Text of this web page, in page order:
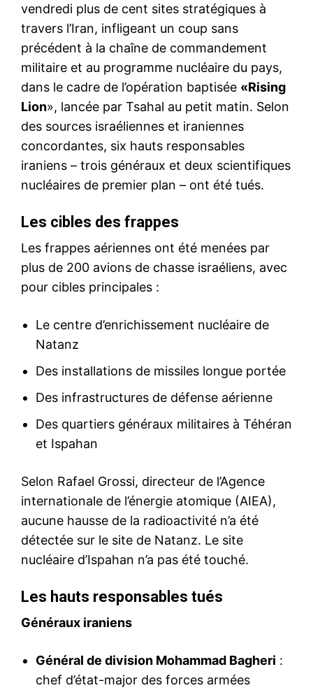
vendredi plus de cent sites stratégiques à
travers l’Iran, infligeant un coup sans
précédent à la chaîne de commandement
militaire et au programme nucléaire du pays,
dans le cadre de l’opération baptisée «Rising
Lion», lancée par Tsahal au petit matin. Selon
des sources israéliennes et iraniennes
concordantes, six hauts responsables
iraniens – trois généraux et deux scientifiques
nucléaires de premier plan – ont été tués.
Les cibles des frappes
Les frappes aériennes ont été menées par
plus de 200 avions de chasse israéliens, avec
pour cibles principales :
Le centre d’enrichissement nucléaire de
Natanz
Des installations de missiles longue portée
Des infrastructures de défense aérienne
Des quartiers généraux militaires à Téhéran
et Ispahan
Selon Rafael Grossi, directeur de l’Agence
internationale de l’énergie atomique (AIEA),
aucune hausse de la radioactivité n’a été
détectée sur le site de Natanz. Le site
nucléaire d’Ispahan n’a pas été touché.
Les hauts responsables tués
Généraux iraniens
Général de division Mohammad Bagheri :
chef d’état-major des forces armées